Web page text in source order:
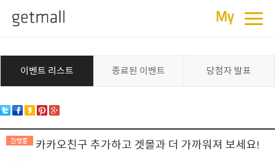
My ≡
이벤트
이벤트 리스트 종료된 이벤트 당첨자 발표
카카오친구 추가하고 겟몰과 더 가까워져 보세요!